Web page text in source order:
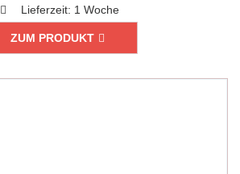
Lieferzeit: 1 Woche
ZUM PRODUKT